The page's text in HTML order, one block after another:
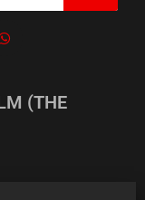
(THE